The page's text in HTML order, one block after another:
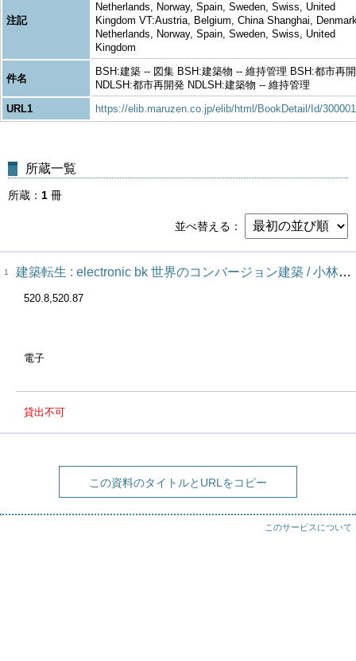
注記
Netherlands, Norway, Spain, Sweden, Swiss, United
Kingdom VT:Austria, Belgium, China Shanghai,
Netherlands, Norway, Spain, Sweden, Swiss, United
Kingdom
件名
BSH:建築 -- 図集 BSH:建築物 -- 維持管理 BSH:都市再
NDLSH:都市再開発 NDLSH:建築物 -- 維持管理
URL1
https://elib.maruzen.co.jp/elib/html/BookDetail/Id/
所蔵一覧
所蔵 1 冊
並べ替える
1 建築転生 : electronic bk 世界のコンバージョン建築 / 小林克弘 [ほか] 編著
520.8,520.87
電子
貸出不可
この資料のタイトルとURLをコピー
このサービスについて